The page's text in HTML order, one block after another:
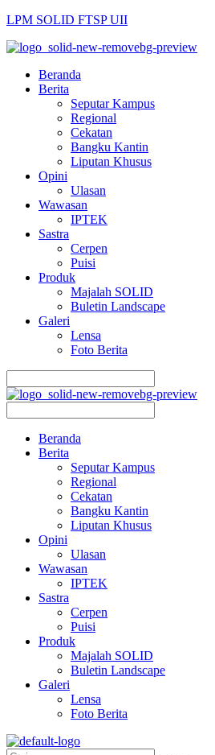
LPM SOLID FTSP UII
Beranda
Berita
Seputar Kampus
Regional
Cekatan
Bangku Kantin
Liputan Khusus
Opini
Ulasan
Wawasan
IPTEK
Sastra
Cerpen
Puisi
Produk
Majalah SOLID
Buletin Landscape
Galeri
Lensa
Foto Berita
Beranda
Berita
Seputar Kampus
Regional
Cekatan
Bangku Kantin
Liputan Khusus
Opini
Ulasan
Wawasan
IPTEK
Sastra
Cerpen
Puisi
Produk
Majalah SOLID
Buletin Landscape
Galeri
Lensa
Foto Berita